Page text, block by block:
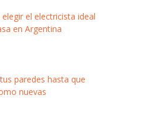
elegir el electricista ideal
en Argentina
paredes hasta que
nuevas